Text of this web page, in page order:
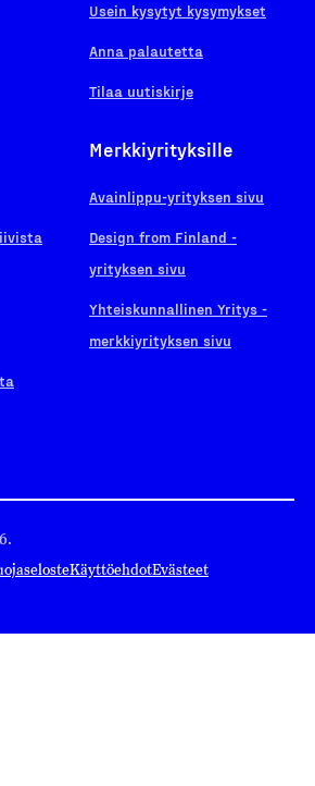
Usein kysytyt kysymykset
Anna palautetta
Tilaa uutiskirje
Merkkiyrityksille
Avainlippu-yrityksen sivu
Design from Finland -
yrityksen sivu
Yhteiskunnallinen Yritys -
merkkiyrityksen sivu
KäyttöehdotEvästeet